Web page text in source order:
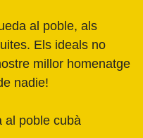
al poble, als
Els ideals no
millor homenatge
nadie!
al poble cubà